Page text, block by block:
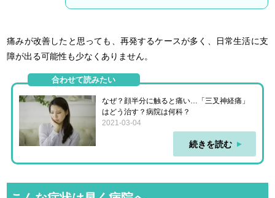
痛みが改善したと思っても、再発するケースが多く、日常生活に支
障が出る可能性も少なくありません。
合わせて読みたい
なぜ？顔半分に触ると痛い…「三叉神経痛」
はどう治す？病院は何科？
2021-03-04
続きを読む